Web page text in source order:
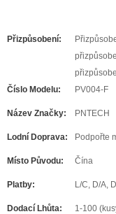
Přizpůsobení:
Číslo Modelu:
PV004-F
Název Značky: PNTECH
Lodní Doprava: Podpořte
Místo Původu: Čína
Platby: L/C, D/A,
Dodací Lhůta:
1-100